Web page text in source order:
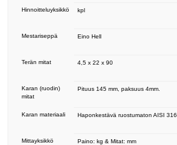
Hinnoitteluyksikkö kpl
Mestariseppä Eino Hell
Terän mitat 4,5 x 22 x 90
Karan (ruodin)
mitat
Pituus 145 mm, paksuus 4mm.
Karan materiaali Haponkestävä ruostumaton AISI 316.
Mittayksikkö Paino: kg & Mitat: mm